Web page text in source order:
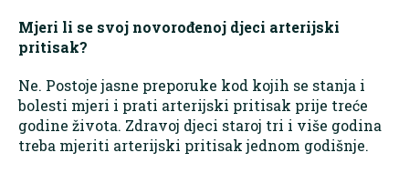
Mjeri li se svoj novorođenoj djeci arterijski
pritisak?
Ne. Postoje jasne preporuke kod kojih se stanja i
bolesti mjeri i prati arterijski pritisak prije treće
godine života. Zdravoj djeci staroj tri i više godina
treba mjeriti arterijski pritisak jednom godišnje.